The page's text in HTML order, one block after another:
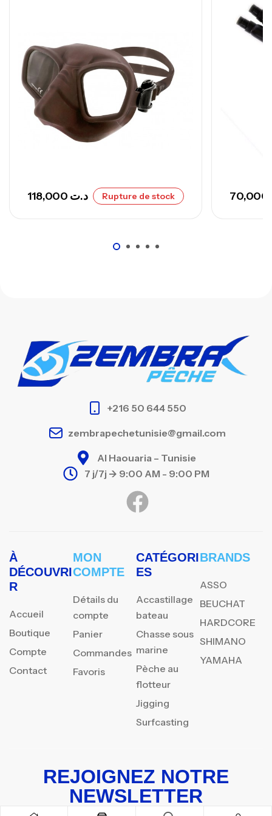
Canne Sunset Secret Cove 420 Cm 100
– 300 G
Cannes,Surfcasting
د.ت
د.ت673,000
د.ت Rupture de stock
+216 50 644 550
zembrapechetunisie@gmail.com
Al Haouaria – Tunisie
7 j/7j -> 9:00 AM - 9:00 PM
À
DÉCOUVRI
R
Accueil
Boutique
Compte
Contact
MON
COMPTE
Détails du
compte
Panier
Commandes
Favoris
CATÉGORI
ES
Accastillage
bateau
Chasse sous
marine
Pèche au
flotteur
Jigging
Surfcasting
BRANDS
ASSO
BEUCHAT
HARDCORE
SHIMANO
YAMAHA
REJOIGNEZ NOTRE
NEWSLETTER